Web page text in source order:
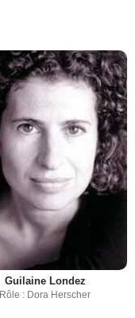
Guilaine Londez
Rôle : Dora Herscher